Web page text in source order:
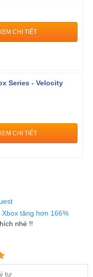
CHI TIẾT
Series - Velocity
CHI TIẾT
tăng hơn 166%
nhé !!